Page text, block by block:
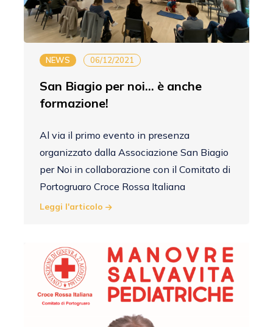
NEWS 06/12/2021
San Biagio per noi... è anche
formazione!
Al via il primo evento in presenza
organizzato dalla Associazione San Biagio
per Noi in collaborazione con il Comitato di
Portogruaro Croce Rossa Italiana
Leggi l'articolo